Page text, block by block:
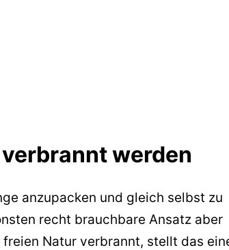
werden
anzupacken und gleich selbst zu
recht brauchbare Ansatz aber
Natur verbrannt, stellt das